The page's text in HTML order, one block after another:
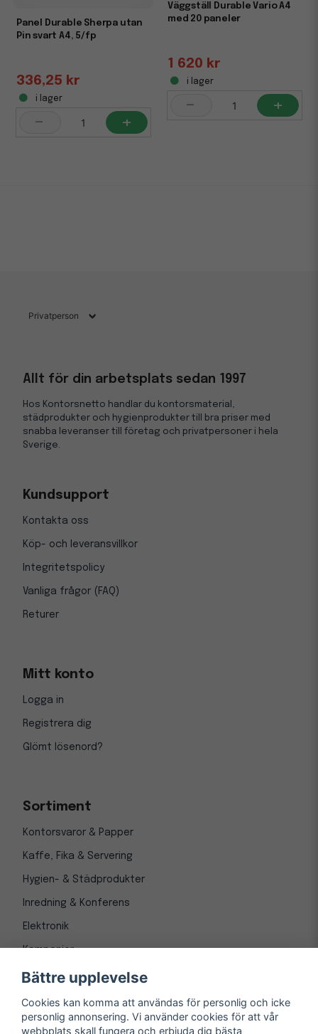
Panel Durable Sherpa utan
Pin svart A4, 5/fp
336,25 kr
i lager
- +
Väggställ Durable Vario A4
med 20 paneler
1 620 kr
i lager
- +
Allt för din arbetsplats sedan 1997
Hos Kontorsnetto handlar du kontorsmaterial,
städprodukter och hygienprodukter till bra priser med
snabba leveranser till företag och privatpersoner i hela
Sverige.
Kundsupport
Kontakta oss
Köp- och leveransvillkor
Integritetspolicy
Vanliga frågor (FAQ)
Returer
Mitt konto
Logga in
Registrera dig
Glömt lösenord?
Sortiment
Kontorsvaror & Papper
Kaffe, Fika & Servering
Hygien- & Städprodukter
Inredning & Konferens
Elektronik
Kampanjer
Bättre upplevelse
Cookies kan komma att användas för personlig och icke
personlig annonsering. Vi använder cookies för att vår
webbplats skall fungera och erbjuda dig bästa